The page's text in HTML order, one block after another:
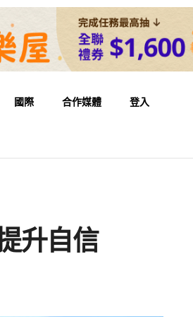
國際 合作媒體 登入
升自信